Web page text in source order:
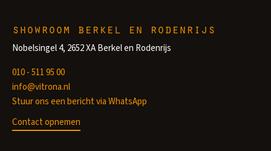
showroom berkel en rodenrijs
Nobelsingel 4, 2652 XA Berkel en Rodenrijs
010 - 511 95 00
info@vitrona.nl
Stuur ons een bericht via WhatsApp
Contact opnemen